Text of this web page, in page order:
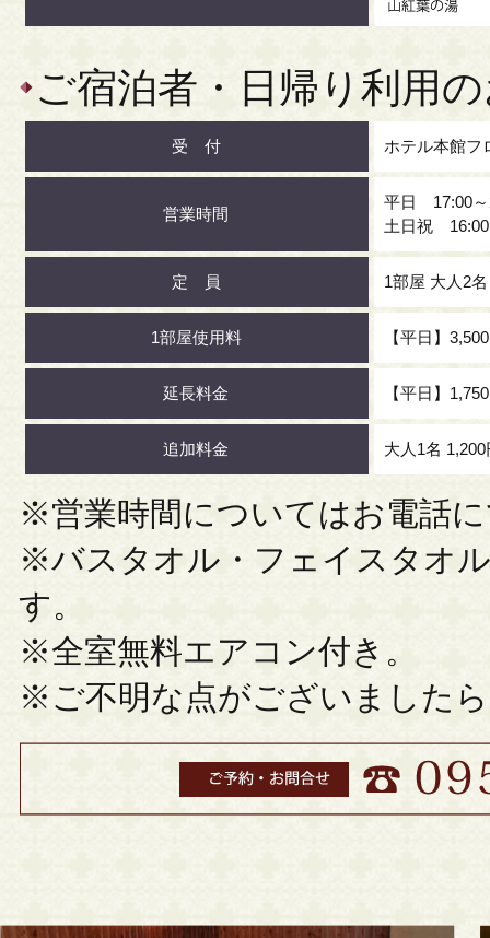
ご宿泊者・日帰り利用
受 付 ホテル本館フ
営業時間
平日 17:00～
土日祝 16:00
定 員 1部屋 大人2
1部屋使用料 【平日】
延長料金 【平日】
追加料金 大人1名
※営業時間についてはお電話
※バスタオル・フェイスタオ
す。
※全室無料エアコン付き。
※ご不明な点がございました